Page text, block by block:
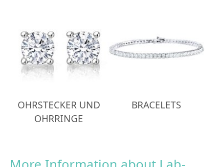
OHRSTECKER UND
OHRRINGE
BRACELETS